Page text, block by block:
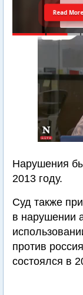
Read
Нарушения
2013 году.
Суд также
в нарушении
против
состоялся в